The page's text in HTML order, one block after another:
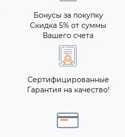
Бонусы за покупку
Скидка 5% от суммы
Вашего счета
Сертифицированные
Гарантия на качество!